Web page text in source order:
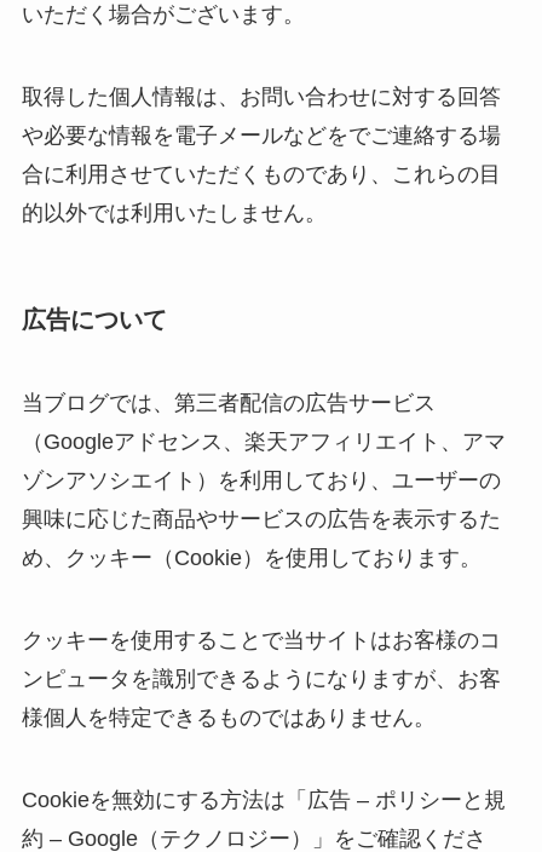
いただく場合がございます。
取得した個人情報は、お問い合わせに対する回答
や必要な情報を電子メールなどをでご連絡する場
合に利用させていただくものであり、これらの目
的以外では利用いたしません。
広告について
当ブログでは、第三者配信の広告サービス
（Googleアドセンス、楽天アフィリエイト、アマ
ゾンアソシエイト）を利用しており、ユーザーの
興味に応じた商品やサービスの広告を表示するた
め、クッキー（Cookie）を使用しております。
クッキーを使用することで当サイトはお客様のコ
ンピュータを識別できるようになりますが、お客
様個人を特定できるものではありません。
Cookieを無効にする方法は「広告 – ポリシーと規
約 – Google（テクノロジー）」をご確認くださ